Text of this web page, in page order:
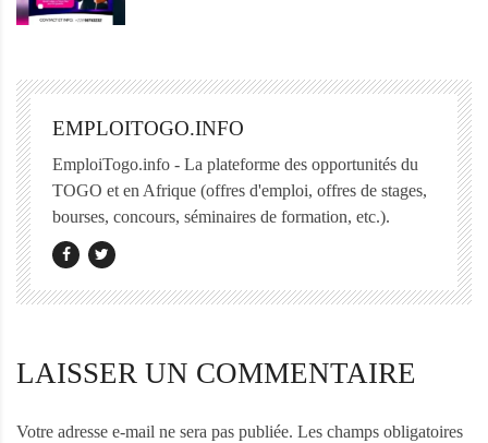
EMPLOITOGO.INFO
EmploiTogo.info - La plateforme des opportunités du
TOGO et en Afrique (offres d'emploi, offres de stages,
bourses, concours, séminaires de formation, etc.).
LAISSER UN COMMENTAIRE
Votre adresse e-mail ne sera pas publiée. Les champs obligatoires